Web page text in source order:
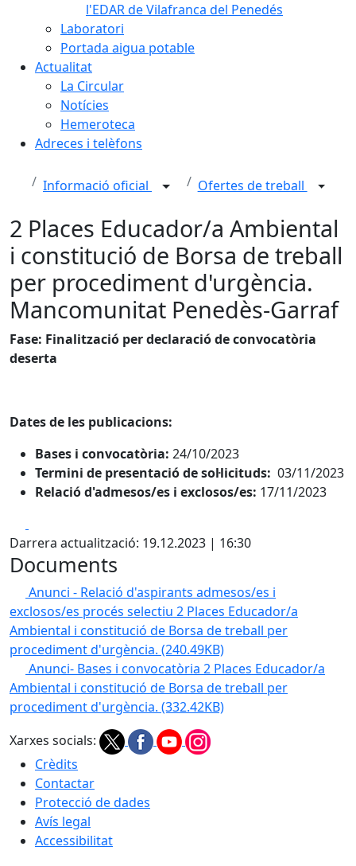
l'EDAR de Vilafranca del Penedés
Laboratori
Portada aigua potable
Actualitat
La Circular
Notícies
Hemeroteca
Adreces i telèfons
Informació oficial Ofertes de treball
2 Places Educador/a Ambiental
i constitució de Borsa de treball
per procediment d'urgència.
Mancomunitat Penedès-Garraf
Fase: Finalització per declaració de convocatòria
deserta
Dates de les publicacions:
Bases i convocatòria: 24/10/2023
Termini de presentació de sol·licituds: 03/11/2023
Relació d'admesos/es i exclosos/es: 17/11/2023
Darrera actualització: 19.12.2023 | 16:30
Documents
Anunci - Relació d'aspirants admesos/es i
exclosos/es procés selectiu 2 Places Educador/a
Ambiental i constitució de Borsa de treball per
procediment d'urgència. (240.49KB)
Anunci- Bases i convocatòria 2 Places Educador/a
Ambiental i constitució de Borsa de treball per
procediment d'urgència. (332.42KB)
Xarxes socials:
Crèdits
Contactar
Protecció de dades
Avís legal
Accessibilitat